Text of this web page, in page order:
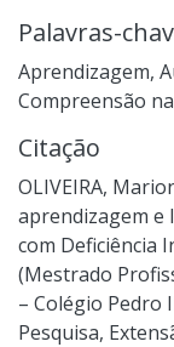
Palavras-
Aprendizagem,
Compreensão
Citação
OLIVEIRA,
aprendizagem e
com Deficiência
(Mestrado
– Colégio Pedro
Pesquisa,